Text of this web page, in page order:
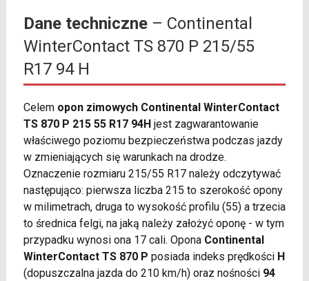
Dane techniczne– Continental
WinterContact TS 870 P 215/55
R17 94 H
Celem opon zimowych Continental WinterContact
TS 870 P 215 55 R17 94Hjest zagwarantowanie
właściwego poziomu bezpieczeństwa podczas jazdy
w zmieniających się warunkach na drodze.
Oznaczenie rozmiaru 215/55 R17 należy odczytywać
następująco: pierwsza liczba 215 to szerokość opony
w milimetrach, druga to wysokość profilu (55) a trzecia
to średnica felgi, na jaką należy założyć oponę - w tym
przypadku wynosi ona 17 cali. Opona Continental
WinterContact TS 870 P posiada indeks prędkości H
(dopuszczalna jazda do 210 km/h) oraz nośności 94